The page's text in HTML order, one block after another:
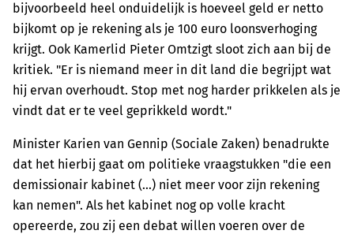
bijvoorbeeld heel onduidelijk is hoeveel geld er netto
bijkomt op je rekening als je 100 euro loonsverhoging
krijgt. Ook Kamerlid Pieter Omtzigt sloot zich aan bij de
kritiek. "Er is niemand meer in dit land die begrijpt wat
hij ervan overhoudt. Stop met nog harder prikkelen als je
vindt dat er te veel geprikkeld wordt."
Minister Karien van Gennip (Sociale Zaken) benadrukte
dat het hierbij gaat om politieke vraagstukken "die een
demissionair kabinet (...) niet meer voor zijn rekening
kan nemen". Als het kabinet nog op volle kracht
opereerde, zou zij een debat willen voeren over de